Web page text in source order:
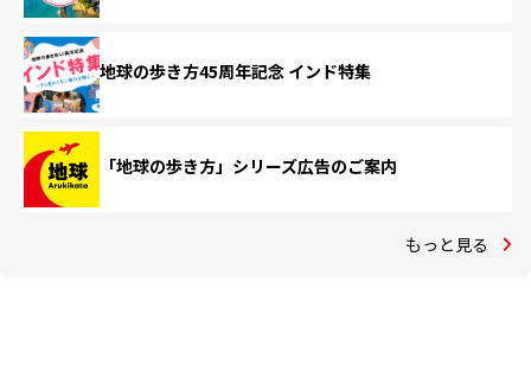
地球の歩き方45周年記念 インド特集
「地球の歩き方」シリーズ広告のご案内
もっと見る